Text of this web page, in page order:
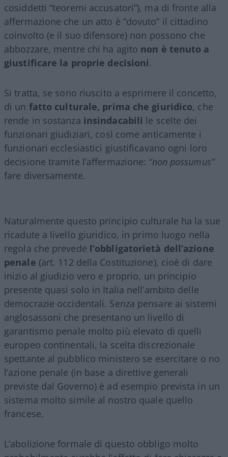
cosiddetti “teoremi accusatori”), ma di fronte alla
affermazione che un atto è “dovuto” il cittadino
coinvolto (e il suo difensore) non possono che
abbozzare, mentre chi ha agito non è tenuto a
giustificare la proprie decisioni.
Si tratta, se sono riuscito a esprimere il concetto,
di un fatto culturale, prima che giuridico, che
rende in sostanza insindacabili le scelte dei
funzionari giudiziari, così come anticamente i
funzionari ecclesiastici giustificavano ogni loro
decisione tramite l’affermazione: “non possumus”
fare diversamente.
Naturalmente questo principio culturale ha la sue
ricadute a livello giuridico, in primo luogo nella
regola che prevede l’obbligatorietà dell’azione
penale (art. 112 della Costituzione), cioè di dare
inizio al giudizio vero e proprio, un principio
presente quasi solo in Italia nell’ambito delle
democrazie occidentali. Senza pensare ai sistemi
anglosassoni che presentano un livello di
garantismo penale molto più elevato di quelli
europeo continentali, la scelta discrezionale
spettante al pubblico ministero se esercitare o no
l’azione penale (in base a direttive generali
previste dal Governo) è ad esempio prevista in un
sistema molto simile al nostro quale quello
francese.
L’abolizione formale di questo obbligo molto